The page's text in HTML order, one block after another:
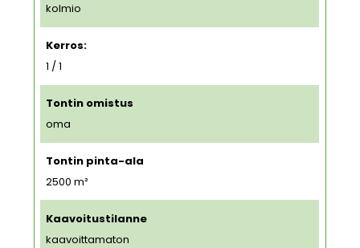
kolmio
Kerros:
1 / 1
Tontin omistus
oma
Tontin pinta-ala
2500m²
Kaavoitustilanne
kaavoittamaton